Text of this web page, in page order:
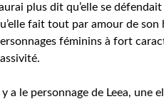
plus dit qu’elle se
fait tout par amour de son
féminins à fort
y a le personnage de Leea, une